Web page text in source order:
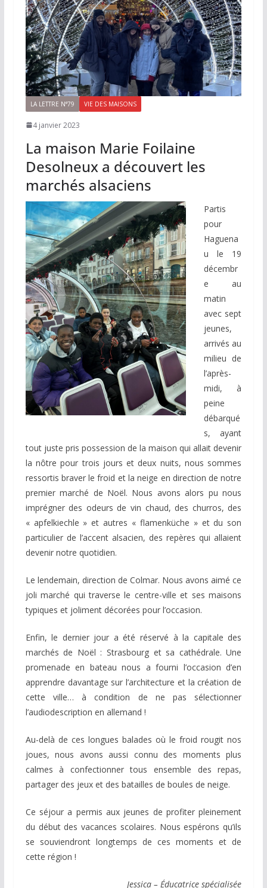
LA LETTRE N°79 VIE DES MAISONS
4 janvier 2023
La maison Marie Foilaine
Desolneux a découvert les
marchés alsaciens
Partis
pour
Haguena
u le 19
décembr
e au
matin
avec sept
jeunes,
arrivés au
milieu de
l’après-
midi, à
peine
débarqué
s, ayant
tout juste pris possession de la maison qui allait devenir
la nôtre pour trois jours et deux nuits, nous sommes
ressortis braver le froid et la neige en direction de notre
premier marché de Noël. Nous avons alors pu nous
imprégner des odeurs de vin chaud, des churros, des
« apfelkiechle » et autres « flamenküche » et du son
particulier de l’accent alsacien, des repères qui allaient
devenir notre quotidien.
Le lendemain, direction de Colmar. Nous avons aimé ce
joli marché qui traverse le centre-ville et ses maisons
typiques et joliment décorées pour l’occasion.
Enfin, le dernier jour a été réservé à la capitale des
marchés de Noël : Strasbourg et sa cathédrale. Une
promenade en bateau nous a fourni l’occasion d’en
apprendre davantage sur l’architecture et la création de
cette ville… à condition de ne pas sélectionner
l’audiodescription en allemand !
Au-delà de ces longues balades où le froid rougit nos
joues, nous avons aussi connu des moments plus
calmes à confectionner tous ensemble des repas,
partager des jeux et des batailles de boules de neige.
Ce séjour a permis aux jeunes de profiter pleinement
du début des vacances scolaires. Nous espérons qu’ils
se souviendront longtemps de ces moments et de
cette région !
Jessica – Éducatrice spécialisée